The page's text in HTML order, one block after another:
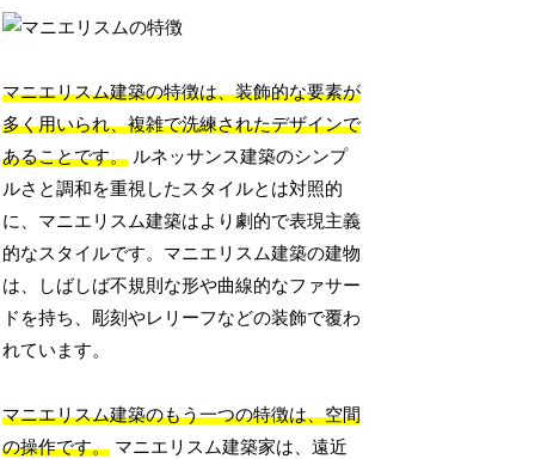
マニエリスム建築の特徴は、装飾的な要素が
多く用いられ、複雑で洗練されたデザインで
あることです。 ルネッサンス建築のシンプ
ルさと調和を重視したスタイルとは対照的
に、マニエリスム建築はより劇的で表現主義
的なスタイルです。マニエリスム建築の建物
は、しばしば不規則な形や曲線的なファサー
ドを持ち、彫刻やレリーフなどの装飾で覆わ
れています。
マニエリスム建築のもう一つの特徴は、空間
の操作です。 マニエリスム建築家は、遠近